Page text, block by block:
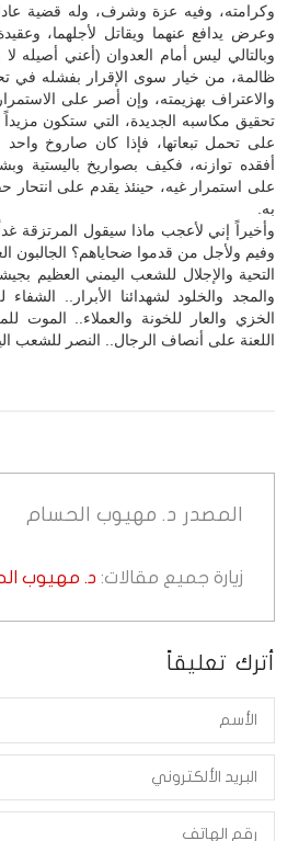
وكرامته، وفيه عزة وشرف، وله قضية
وعرض يدافع عنهما ويقاتل لأجلهما،
ظالمة، من خيار سوى الإقرار بفشله في
والاعتراف بهزيمته، وإن أصر على
تحقيق مكاسبه الجديدة، التي ستكون
على تحمل تبعاتها، فإذا كان صاروخ
أفقده توازنه، فكيف بصواريخ باليستية
على استمرار غيه، حينئذ يقدم على انتحار
به.
وأخيراً إني لأعجب ماذا سيقول المرتزقة
وفيم ولأجل من قدموا ضحاياهم؟ الجالبون
التحية والإجلال للشعب اليمني العظيم
والمجد والخلود لشهدائنا الأبرار..
الخزي والعار للخونة والعملاء.. الموت
اللعنة على أنصاف الرجال.. النصر للشعب
المصدر د. مهيوب الحسام
زيارة جميع مقالات: د. مهيوب
أترك تعليقاً